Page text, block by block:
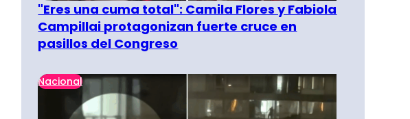
"Eres una cuma total": Camila Flores y Fabiola
Campillai protagonizan fuerte cruce en
pasillos del Congreso
Nacional